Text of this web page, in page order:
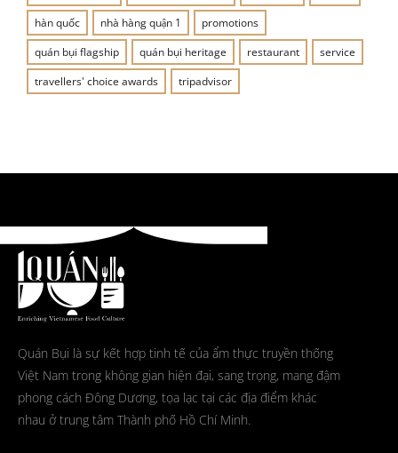
hàn quốc
nhà hàng quận 1
promotions
quán bụi flagship
quán bụi heritage restaurant
service
travellers' choice awards
tripadvisor
Quán Bụi là sự kết hợp tinh tế của ẩm thực truyền thống
Việt Nam trong không gian hiện đại, sang trọng, mang đậm
phong cách Đông Dương, tọa lạc tại các địa điểm khác
nhau ở trung tâm Thành phố Hồ Chí Minh.